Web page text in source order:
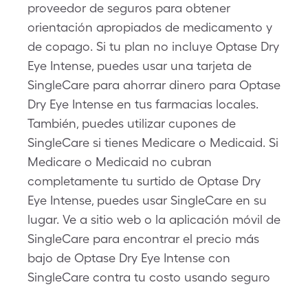
proveedor de seguros para obtener
orientación apropiados de medicamento y
de copago. Si tu plan no incluye Optase Dry
Eye Intense, puedes usar una tarjeta de
SingleCare para ahorrar dinero para Optase
Dry Eye Intense en tus farmacias locales.
También, puedes utilizar cupones de
SingleCare si tienes Medicare o Medicaid. Si
Medicare o Medicaid no cubran
completamente tu surtido de Optase Dry
Eye Intense, puedes usar SingleCare en su
lugar. Ve a sitio web o la aplicación móvil de
SingleCare para encontrar el precio más
bajo de Optase Dry Eye Intense con
SingleCare contra tu costo usando seguro